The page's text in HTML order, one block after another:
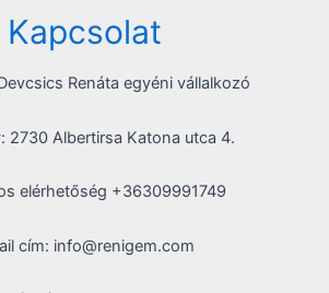
Kapcsolat
Renáta egyéni vállalkozó
2730 Albertirsa Katona utca 4.
elérhetőség +36309991749
cím: info@renigem.com